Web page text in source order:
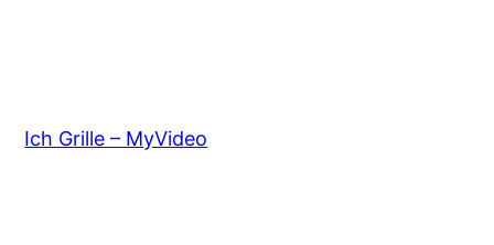
Ich Grille – MyVideo